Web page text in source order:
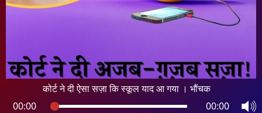
Syndications
कोर्ट ने दी ऐसा सज़ा कि स्कूल याद आ गया । भौंचक
00:00
00:00